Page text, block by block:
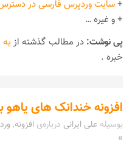
+سایت وردپرس فارسی در
+ و غیره …
پی نوشت: در مطالب گذشته ازیه
خبره .
افزونه خندانک های یاهو
بوسیله علی ایرانی درباره‌ی افزونه,
»